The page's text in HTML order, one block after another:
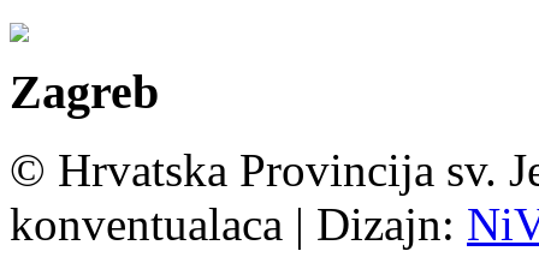
Zagreb
© Hrvatska Provincija sv.
konventualaca | Dizajn: